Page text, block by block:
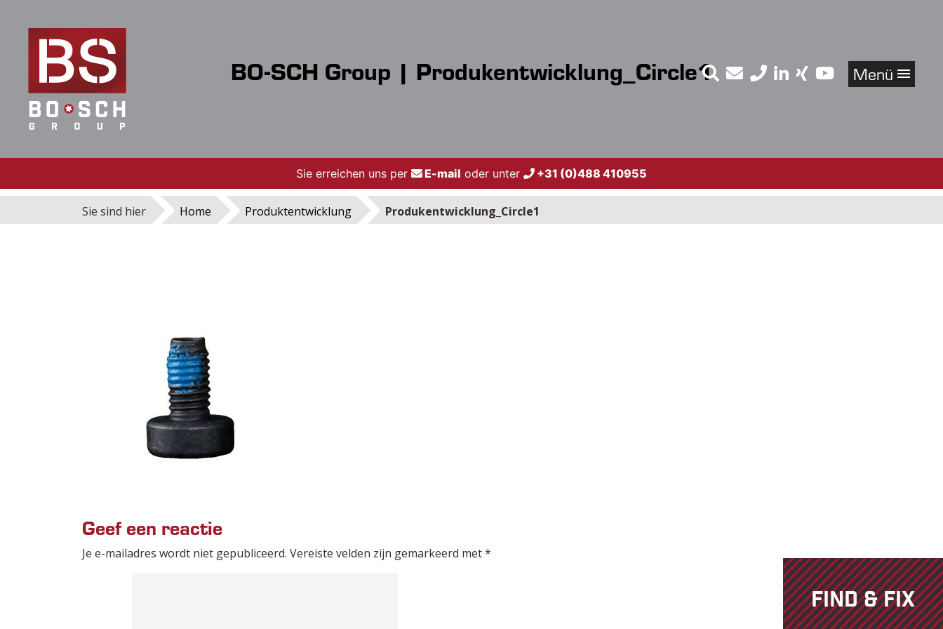
Menü
BO-SCH Group | Produkentwicklung_Circle1
FIND & FIX
Sie erreichen uns per E-mail oder unter +31 (0)488 410955
Sie sind hier Home Produktentwicklung Produkentwicklung_Circle1
Geef een reactie
Je e-mailadres wordt niet gepubliceerd. Vereiste velden zijn gemarkeerd met*